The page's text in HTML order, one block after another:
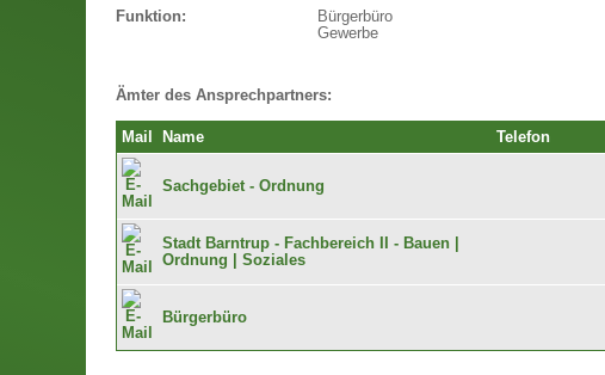
Funktion:
Bürgerbüro
Gewerbe
Ämter des Ansprechpartners:
Mail Name Telefon
Sachgebiet - Ordnung
Stadt Barntrup - Fachbereich II - Bauen |
Ordnung | Soziales
Bürgerbüro